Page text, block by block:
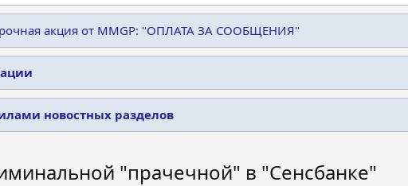
акция от MMGP: "ОПЛАТА ЗА СООБЩЕНИЯ"
новостных разделов
"прачечной" в "Сенсбанке"